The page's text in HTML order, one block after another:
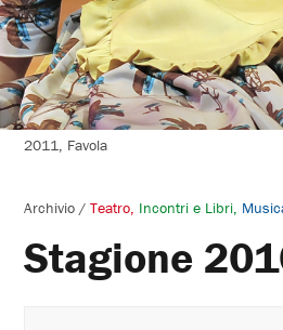
2011, Favola
Archivio /Teatro Incontri e Libri
Stagione